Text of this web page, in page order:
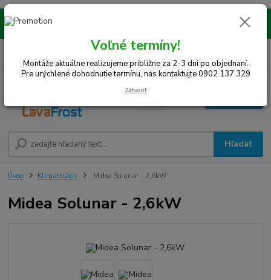
Montáže realizujeme na celom západe SR! Kraje TT, BA, NR, TN, vrátane
Hľadať
(Po-Pia, 8-15 hod.)
0 €
Úvod Klimatizácie Midea Solunar - 2,6kW
Midea Solunar - 2,6kW
Voľné termíny!
Montáže aktuálne realizujeme približne za 2-3 dni po objednaní.
Pre urýchlené dohodnutie termínu, nás kontaktujte 0902 137 329
Zatvoriť